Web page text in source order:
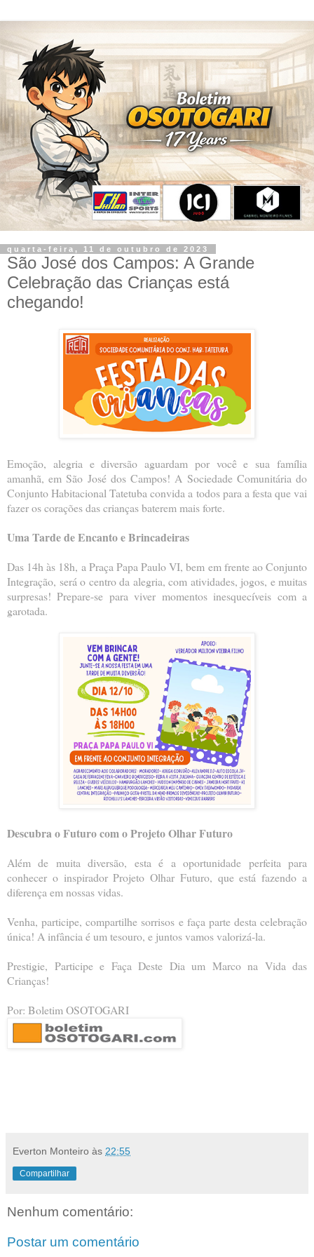
quarta-feira, 11 de outubro de 2023
São José dos Campos: A Grande
Celebração das Crianças está
chegando!
Emoção, alegria e diversão aguardam por você e sua família
amanhã, em São José dos Campos! A Sociedade Comunitária do
Conjunto Habitacional Tatetuba convida a todos para a festa que vai
fazer os corações das crianças baterem mais forte.
Uma Tarde de Encanto e Brincadeiras
Das 14h às 18h, a Praça Papa Paulo VI, bem em frente ao Conjunto
Integração, será o centro da alegria, com atividades, jogos, e muitas
surpresas! Prepare-se para viver momentos inesquecíveis com a
garotada.
Descubra o Futuro com o Projeto Olhar Futuro
Além de muita diversão, esta é a oportunidade perfeita para
conhecer o inspirador Projeto Olhar Futuro, que está fazendo a
diferença em nossas vidas.
Venha, participe, compartilhe sorrisos e faça parte desta celebração
única! A infância é um tesouro, e juntos vamos valorizá-la.
Prestigie, Participe e Faça Deste Dia um Marco na Vida das
Crianças!
Por: Boletim OSOTOGARI
Everton Monteiro às 22:55
Compartilhar
Nenhum comentário:
Postar um comentário